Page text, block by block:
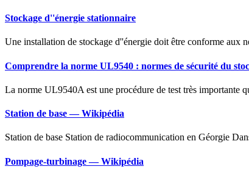
Stockage d''énergie stationnaire
Une installation de stockage d''énergie doit être conforme aux
Comprendre la norme UL9540 : normes de sécurité du
La norme UL9540A est une procédure de test très importante
Station de base — Wikipédia
Station de base Station de radiocommunication en Géorgie
Pompage-turbinage — Wikipédia